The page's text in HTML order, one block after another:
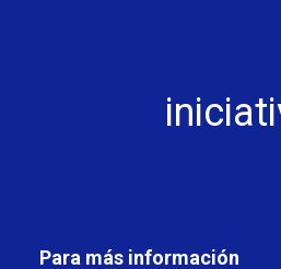
Para más información